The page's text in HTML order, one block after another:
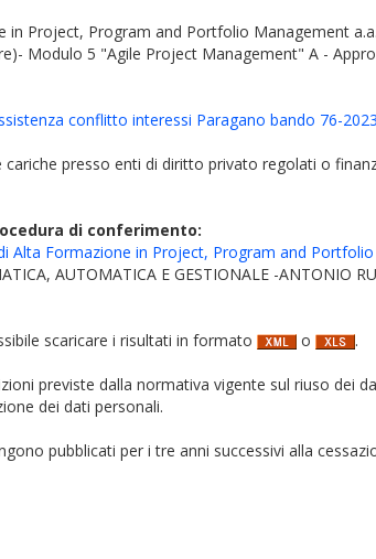
Project, Program and Portfolio Management
Modulo 5 "Agile Project Management" A -
conflitto interessi Paragano bando 76-
presso enti di diritto privato regolati o
di conferimento:
Alta Formazione in Project, Program and
AUTOMATICA E GESTIONALE -ANTONIO
scaricare i risultati in formato o .
previste dalla normativa vigente sul riuso
dei dati personali.
pubblicati per i tre anni successivi alla